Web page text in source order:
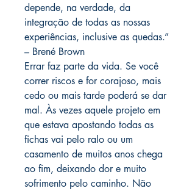
depende, na verdade, da
integração de todas as nossas
experiências, inclusive as quedas.”
– Brené Brown
Errar faz parte da vida. Se você
correr riscos e for corajoso, mais
cedo ou mais tarde poderá se dar
mal. Às vezes aquele projeto em
que estava apostando todas as
fichas vai pelo ralo ou um
casamento de muitos anos chega
ao fim, deixando dor e muito
sofrimento pelo caminho. Não